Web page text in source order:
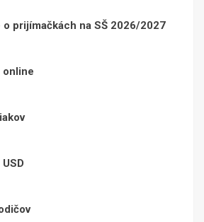
prijímačkách na SŠ 2026/2027
online